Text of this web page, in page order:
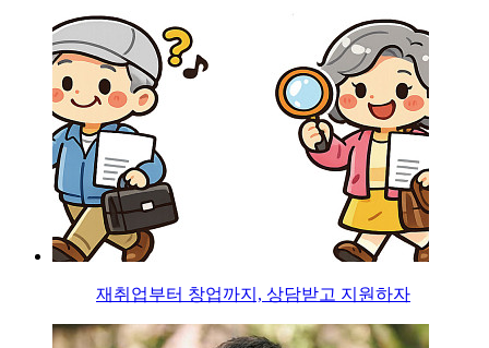
재취업부터 창업까지, 상담받고 지원하자